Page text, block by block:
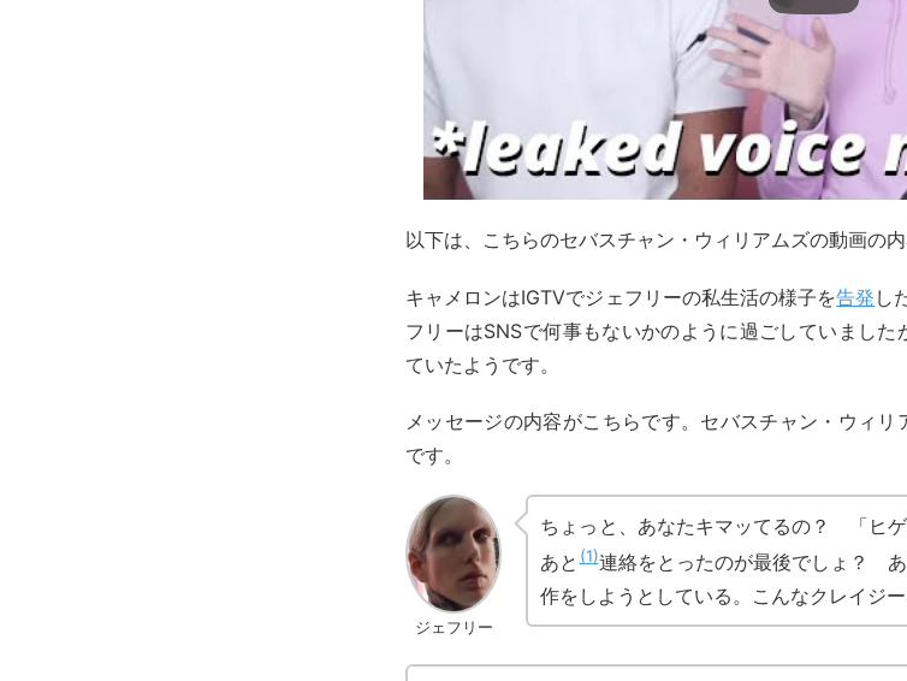
以下は、こちらのセバスチャン・ウィリアムズの動画の内
キャメロンはIGTVでジェフリーの私生活の様子を告発 し
フリーはSNSで何事もないかのように過ごしていまし
ていたようです。
メッセージの内容がこちらです。セバスチャン・ウィ
です。
ジェフリー
ちょっと、あなたキマッてるの？ 「ヒ
あと 1 連絡をとったのが最後でしょ？
作をしようとしている。こんなクレイジ